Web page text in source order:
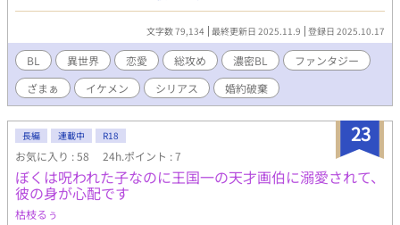
ない。俺の家族であり、俺の恋人であり、俺の子供だ。激しく抱
く度に彼をより愛おしく感じる。 だが同じ日に傀儡にしたグール
と俺達はゼノの血筋の争いに巻き込まれていく。 醜い権力争い、
自分の出生に苦しむゼノ、そして襲い掛かる暗殺部隊。 ゼノはこ
の腐った国の争いの火蓋になる存在だ。 俺達はこれからどこへ向
かっていく…… 約7.8万字、全31話。 エロシーンありは※ついて
います ストーリー重視。
文字数 79,134 最終更新日 2025.11.9 登録日 2025.10.17
BL 異世界 恋愛 総攻め 濃密BL
ファンタジー
ざまぁ
イケメン シリアス 婚約破棄
23
長編 連載中 R18
お気に入り : 58 24h.ポイント : 7
ぼくは呪われた子なのに王国一の天才画伯に溺愛されて、
彼の身が心配です
枯枝るぅ